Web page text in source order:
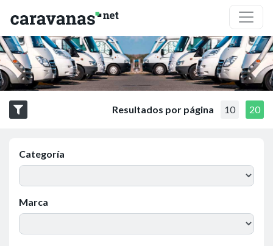
Resultados por página 10 20
Categoría
Marca